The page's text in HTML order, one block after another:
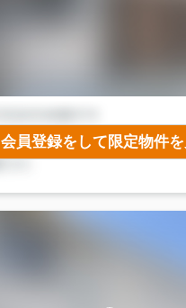
会員登録をして限定物件